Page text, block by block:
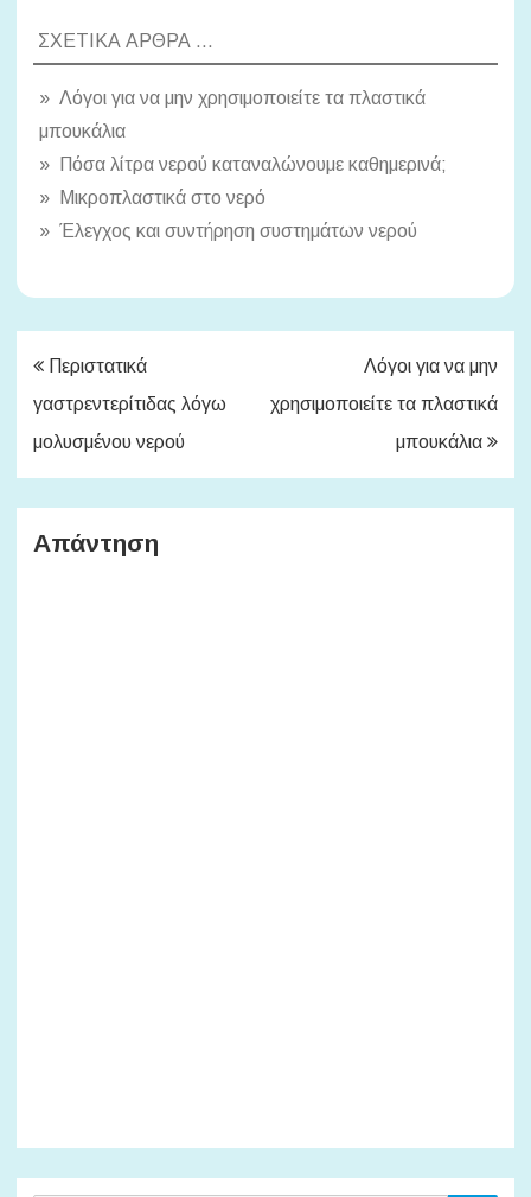
ΣΧΕΤΙΚΆ ΆΡΘΡΑ ...
» Λόγοι για να μην χρησιμοποιείτε τα πλαστικά
μπουκάλια
» Πόσα λίτρα νερού καταναλώνουμε καθημερινά;
» Μικροπλαστικά στο νερό
» Έλεγχος και συντήρηση συστημάτων νερού
Πλοήγηση
άρθρων
Περιστατικά
γαστρεντερίτιδας λόγω
μολυσμένου νερού
Λόγοι για να μην
χρησιμοποιείτε τα πλαστικά
μπουκάλια
Απάντηση